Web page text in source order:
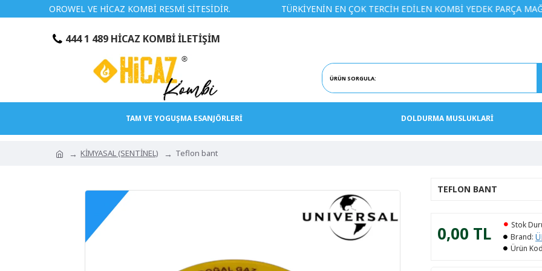
OROWEL VE HİCAZ KOMBİ RESMİ SİTESİDİR. TÜRKİYENİN EN ÇOK TERCİH EDİLEN KOMBİ YEDEK PARÇA
444 1 489 HİCAZ KOMBİ İLETİŞİM
TAM VE YOGUŞMA ESANJÖRLERİ DOLDURMA MUSLUKLARİ
KİMYASAL (SENTİNEL) Teflon bant
TEFLON BANT
0,00 TL Stok
Brand:
Ürün